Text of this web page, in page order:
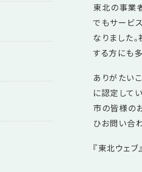
東北の事業
でもサービ
なりました
する方にも
ありがたい
に認定して
市の皆様の
ひお問い合
『東北ウェ